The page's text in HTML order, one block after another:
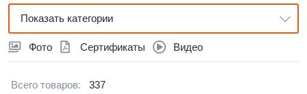
Фото Сертификаты Видео
Показать категории
Всего товаров: 337